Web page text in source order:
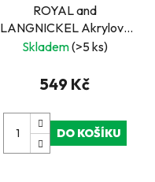
ROYAL and
LANGNICKEL Akrylový
set v plechovém kufříku
Skladem(>5 ks)
549 Kč
DO KOŠÍKU